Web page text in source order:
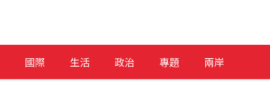
國際 生活 政治 專題 兩岸